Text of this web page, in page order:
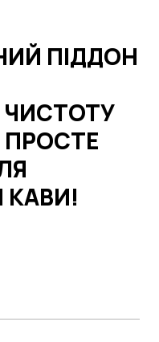
ПІДДОН
ЧИСТОТУ
ПРОСТЕ
КАВИ!